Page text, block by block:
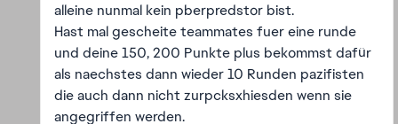
alleine nunmal kein pberpredstor bist.
Hast mal gescheite teammates fuer eine runde
und deine 150, 200 Punkte plus bekommst dafür
als naechstes dann wieder 10 Runden pazifisten
die auch dann nicht zurpcksxhiesden wenn sie
angegriffen werden.